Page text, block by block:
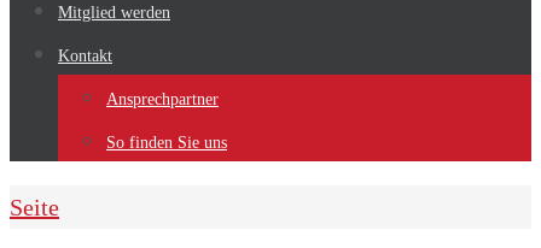
Mitglied werden
Kontakt
Ansprechpartner
So finden Sie uns
Home
Seite